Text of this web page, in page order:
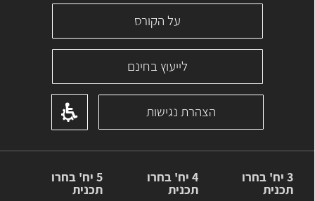
על הקורס
לייעוץ בחינם
הצהרת נגישות
3 יח' בחרו
תכנית
4 יח' בחרו
תכנית
5 יח' בחרו
תכנית